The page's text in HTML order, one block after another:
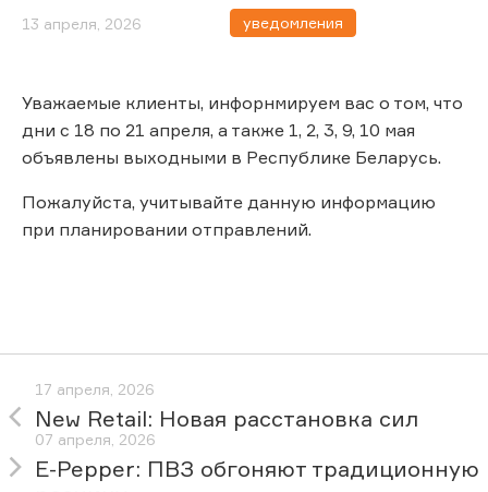
13 апреля, 2026 уведомления
Уважаемые клиенты, инфорнмируем вас о том, что
дни с 18 по 21 апреля, а также 1, 2, 3, 9, 10 мая
объявлены выходными в Республике Беларусь.
Пожалуйста, учитывайте данную информацию
при планировании отправлений.
17 апреля, 2026
New Retail: Новая расстановка сил
07 апреля, 2026
E-Pepper: ПВЗ обгоняют традиционную